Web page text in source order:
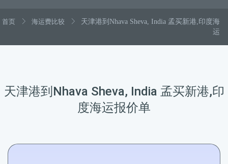
首页 海运费比较
天津港到Nhava Sheva, India 孟买新港,印度海
运
天津港到Nhava Sheva, India 孟买新港,印
度海运报价单